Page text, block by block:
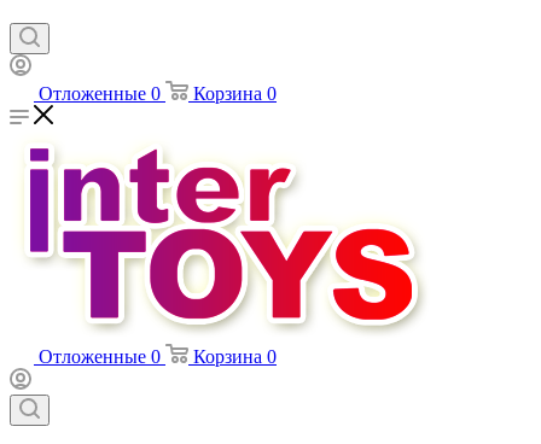
Отложенные 0 Корзина 0
Отложенные 0 Корзина 0